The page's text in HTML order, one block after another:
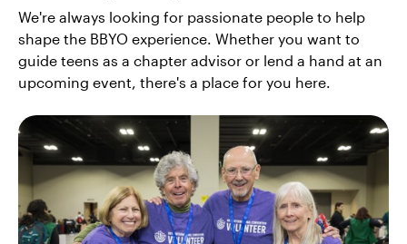
We're always looking for passionate people to help
shape the BBYO experience. Whether you want to
guide teens as a chapter advisor or lend a hand at an
upcoming event, there's a place for you here.